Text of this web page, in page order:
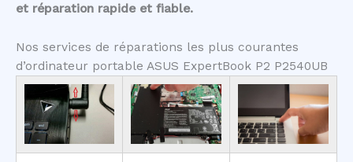
et réparation rapide et fiable.
Nos services de réparations les plus courantes
d’ordinateur portable ASUS ExpertBook P2 P2540UB